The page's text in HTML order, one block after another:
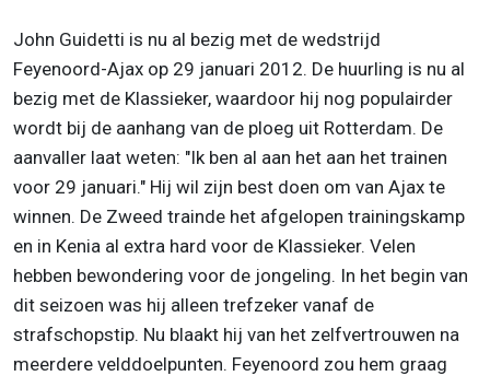
John Guidetti is nu al bezig met de wedstrijd
Feyenoord-Ajax op 29 januari 2012. De huurling is nu al
bezig met de Klassieker, waardoor hij nog populairder
wordt bij de aanhang van de ploeg uit Rotterdam. De
aanvaller laat weten: "Ik ben al aan het aan het trainen
voor 29 januari." Hij wil zijn best doen om van Ajax te
winnen. De Zweed trainde het afgelopen trainingskamp
en in Kenia al extra hard voor de Klassieker. Velen
hebben bewondering voor de jongeling. In het begin van
dit seizoen was hij alleen trefzeker vanaf de
strafschopstip. Nu blaakt hij van het zelfvertrouwen na
meerdere velddoelpunten. Feyenoord zou hem graag